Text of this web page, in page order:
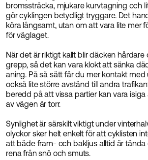
bromssträcka, mjukare kurvtagning och
gör cyklingen betydligt tryggare. Det
köra långsamt, utan om att vara lite mer
för väglaget.
När det är riktigt kallt blir däcken hårdare
grepp, så det kan vara klokt att sänka
aning. På så sätt får du mer kontakt med
också lite större avstånd till andra
beredd på att vissa partier kan vara isiga
av vägen är torr.
Synlighet är särskilt viktigt under
olyckor sker helt enkelt för att cyklisten
att både fram- och bakljus alltid är tända
rena från snö och smuts.